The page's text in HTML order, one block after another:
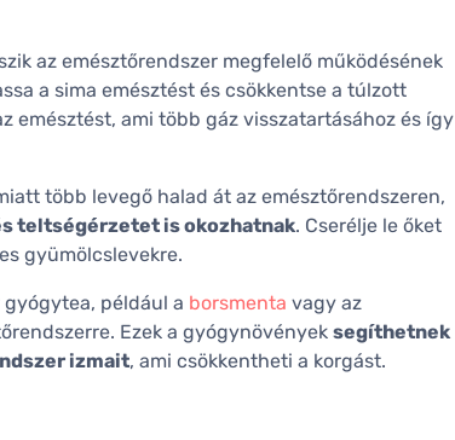
az emésztőrendszer megfelelő működésének
a sima emésztést és csökkentse a túlzott
emésztést, ami több gáz visszatartásához és így
több levegő halad át az emésztőrendszeren,
teltségérzetet is okozhatnak. Cserélje le őket
gyümölcslevekre.
gyógytea, például a borsmenta vagy az
Ezek a gyógynövények segíthetnek
izmait, ami csökkentheti a korgást.